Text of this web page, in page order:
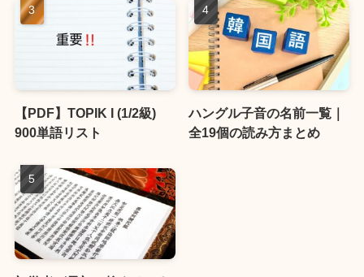
【PDF】TOPIK I (1/2級)
900単語リスト
ハングル子音の名前一覧｜
全19個の読み方まとめ